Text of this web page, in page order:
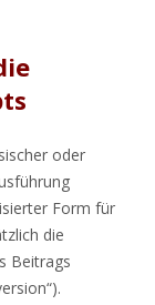
oder
Form für
die
Beitrags